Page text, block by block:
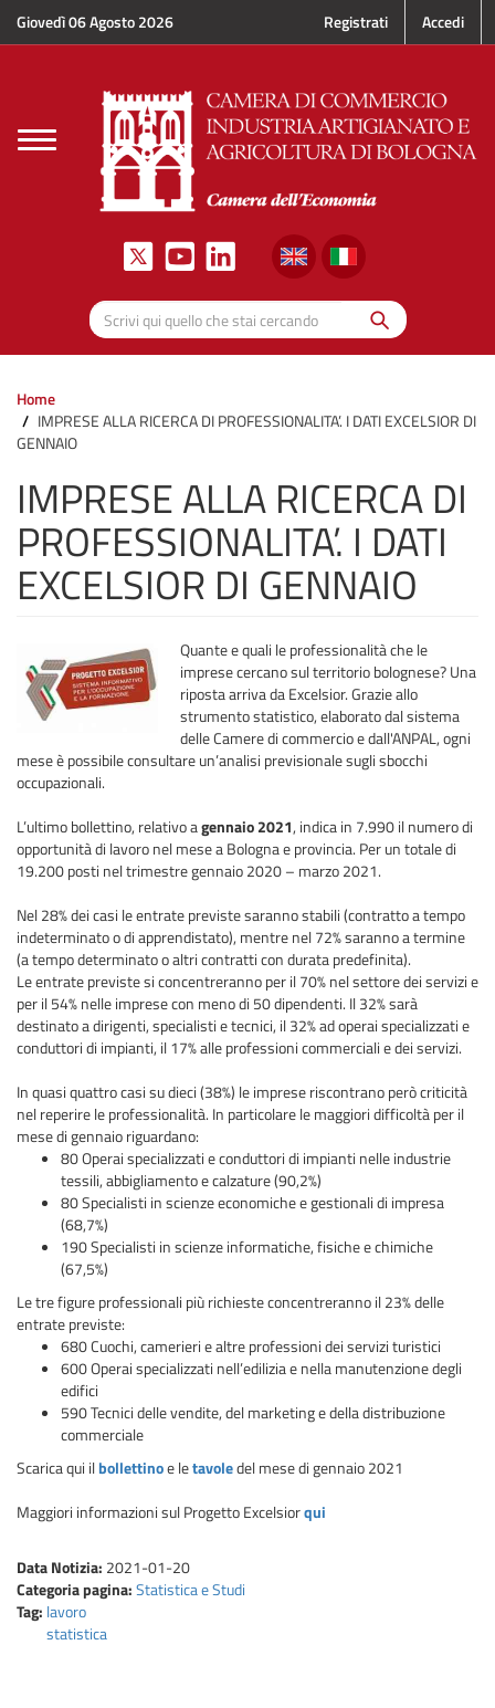
Salta al contenuto principale
Giovedì 06 Agosto 2026 Registrati Accedi
Toggle
navigation
Scrivi qui quello che stai cercando
Cerca
Home
IMPRESE ALLA RICERCA DI PROFESSIONALITA’. I DATI EXCELSIOR DI
GENNAIO
IMPRESE ALLA RICERCA DI
PROFESSIONALITA’. I DATI
EXCELSIOR DI GENNAIO
Quante e quali le professionalità che le
imprese cercano sul territorio bolognese? Una
riposta arriva da Excelsior. Grazie allo
strumento statistico, elaborato dal sistema
delle Camere di commercio e dall'ANPAL, ogni
mese è possibile consultare un’analisi previsionale sugli sbocchi
occupazionali.
L’ultimo bollettino, relativo agennaio 2021, indica in 7.990 il numero di
opportunità di lavoro nel mese a Bologna e provincia. Per un totale di
19.200 posti nel trimestre gennaio 2020 – marzo 2021.
Nel 28% dei casi le entrate previste saranno stabili (contratto a tempo
indeterminato o di apprendistato), mentre nel 72% saranno a termine
(a tempo determinato o altri contratti con durata predefinita).
Le entrate previste si concentreranno per il 70% nel settore dei servizi e
per il 54% nelle imprese con meno di 50 dipendenti. Il 32% sarà
destinato a dirigenti, specialisti e tecnici, il 32% ad operai specializzati e
conduttori di impianti, il 17% alle professioni commerciali e dei servizi.
In quasi quattro casi su dieci (38%) le imprese riscontrano però criticità
nel reperire le professionalità. In particolare le maggiori difficoltà per il
mese di gennaio riguardano:
80 Operai specializzati e conduttori di impianti nelle industrie
tessili, abbigliamento e calzature (90,2%)
80 Specialisti in scienze economiche e gestionali di impresa
(68,7%)
190 Specialisti in scienze informatiche, fisiche e chimiche
(67,5%)
Le tre figure professionali più richieste concentreranno il 23% delle
entrate previste:
680 Cuochi, camerieri e altre professioni dei servizi turistici
600 Operai specializzati nell’edilizia e nella manutenzione degli
edifici
590 Tecnici delle vendite, del marketing e della distribuzione
commerciale
Scarica qui ilbollettinoe letavoledel mese di gennaio 2021
Maggiori informazioni sul Progetto Excelsiorqui
Data Notizia: 2021-01-20
Categoria pagina:Statistica e Studi
Tag: lavoro
statistica